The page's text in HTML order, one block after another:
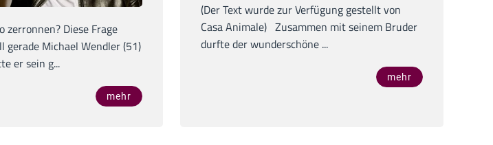
zerronnen? Diese Frage
gerade Michael Wendler (51)
er sein g...
mehr
(Der Text wurde zur Verfügung gestellt von
Casa Animale) Zusammen mit seinem Bruder
durfte der wunderschöne ...
mehr